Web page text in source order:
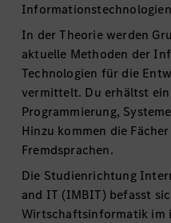
In der Theorie werden
aktuelle Methoden der
Technologien für die
vermittelt. Du erhältst ein
Programmierung,
Hinzu kommen die
Fremdsprachen.
Die Studienrichtung
and IT (IMBIT) befasst
Wirtschaftsinformatik im